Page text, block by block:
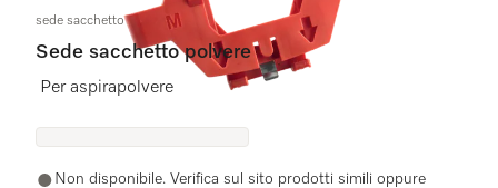
sede sacchetto polvere kpl.
Sede sacchetto polvere
Per aspirapolvere
Non disponibile. Verifica sul sito prodotti simili oppure